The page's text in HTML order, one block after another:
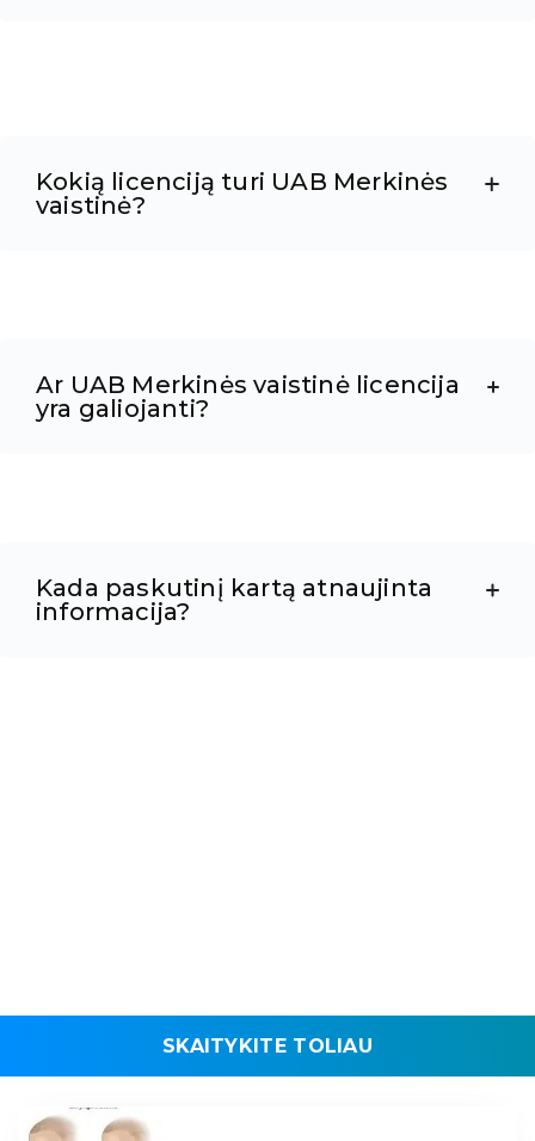
Kokią licenciją turi UAB Merkinės
vaistinė?
Ar UAB Merkinės vaistinė licencija
yra galiojanti?
Kada paskutinį kartą atnaujinta
informacija?
SKAITYKITE TOLIAU